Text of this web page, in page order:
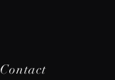
Contact